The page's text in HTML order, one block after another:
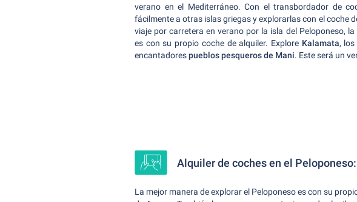
verano en el Mediterráneo. Con el transbordador de
fácilmente a otras islas griegas y explorarlas con el coche
viaje por carretera en verano por la isla del Peloponeso,
es con su propio coche de alquiler. Explore Kalamata,
encantadorespueblos pesqueros de Mani. Este será un
Alquiler de coches en el
La mejor manera de explorar el Peloponeso es con su